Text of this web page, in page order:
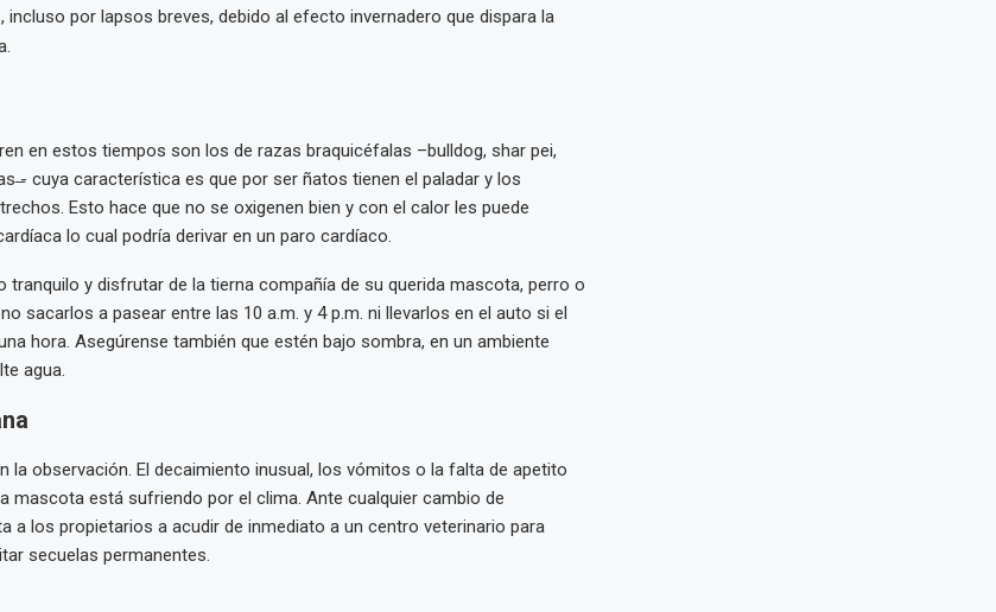
incluso por lapsos breves, debido al efecto invernadero que dispara la
en estos tiempos son los de razas braquicéfalas –bulldog, shar pei,
̶- cuya característica es que por ser ñatos tienen el paladar y los
Esto hace que no se oxigenen bien y con el calor les puede
lo cual podría derivar en un paro cardíaco.
tranquilo y disfrutar de la tierna compañía de su querida mascota, perro o
sacarlos a pasear entre las 10 a.m. y 4 p.m. ni llevarlos en el auto si el
hora. Asegúrense también que estén bajo sombra, en un ambiente
agua.
la observación. El decaimiento inusual, los vómitos o la falta de apetito
mascota está sufriendo por el clima. Ante cualquier cambio de
a los propietarios a acudir de inmediato a un centro veterinario para
secuelas permanentes.